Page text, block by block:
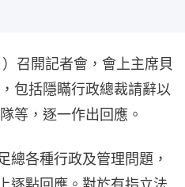
召開記者會，會上主席貝
包括隱瞞行政總裁請辭以
等，逐一作出回應。
總各種行政及管理問題，